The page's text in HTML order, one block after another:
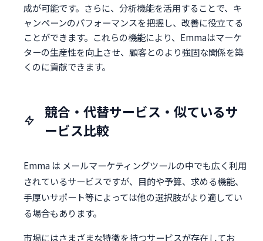
成が可能です。さらに、分析機能を活用することで、キ
ャンペーンのパフォーマンスを把握し、改善に役立てる
ことができます。これらの機能により、Emmaはマーケ
ターの生産性を向上させ、顧客とのより強固な関係を築
くのに貢献できます。
競合・代替サービス・似ているサ
ービス比較
Emma は メールマーケティングツールの中でも広く利用
されているサービスですが、目的や予算、求める機能、
手厚いサポート等によっては他の選択肢がより適してい
る場合もあります。
市場にはさまざまな特徴を持つサービスが存在してお